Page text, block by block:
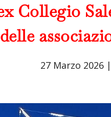
Collegio
27 Marzo 2026|